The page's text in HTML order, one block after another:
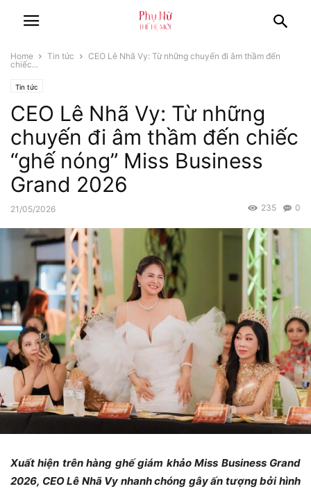
Home Tin tức
CEO Lê Nhã Vy: Từ những chuyến đi âm thầm đến
chiếc...
Tin tức
CEO Lê Nhã Vy: Từ những
chuyến đi âm thầm đến chiếc
“ghế nóng” Miss Business
Grand 2026
21/05/2026 0
235
Xuất hiện trên hàng ghế giám khảo Miss Business Grand
2026, CEO Lê Nhã Vy nhanh chóng gây ấn tượng bởi hình